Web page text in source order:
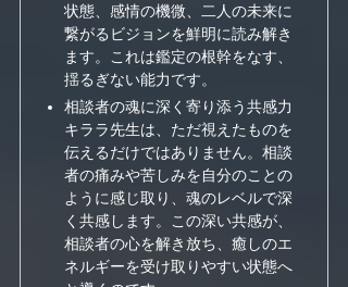
状態、感情の機微、二人の未来に
繋がるビジョンを鮮明に読み解き
ます。これは鑑定の根幹をなす、
揺るぎない能力です。
相談者の魂に深く寄り添う共感力
キララ先生は、ただ視えたものを
伝えるだけではありません。相談
者の痛みや苦しみを自分のことの
ように感じ取り、魂のレベルで深
く共感します。この深い共感が、
相談者の心を解き放ち、癒しのエ
ネルギーを受け取りやすい状態へ